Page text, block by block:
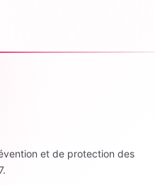
et de protection des